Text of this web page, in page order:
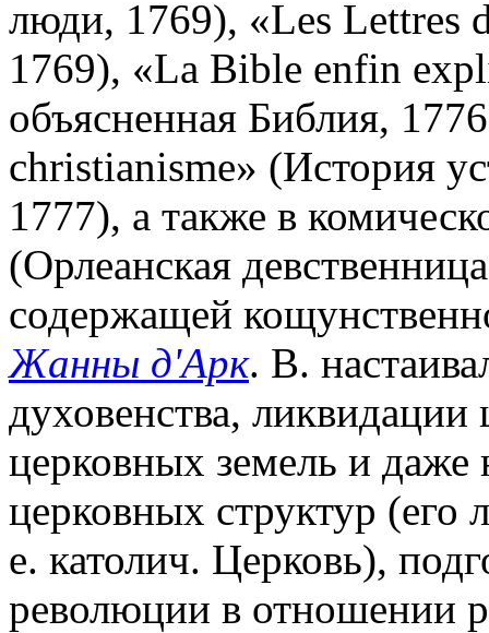
люди, 1769), «Les Lettres
1769), «La Bible enfin
объясненная Библия,
christianisme» (История
1777), а также в
(Орлеанская
содержащей
Жанны д'Арк. В.
духовенства,
церковных земель и
церковных структур (его
е. католич. Церковь),
революции в отношении